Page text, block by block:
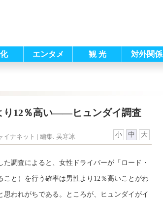
エンタメ 観 光 対外関係
り12％高い――ヒュンダイ調査
イナネット | 編集: 吴寒冰 小 中 大
調査によると、女性ドライバーが「ロード・
と）を行う確率は男性より12％高いことがわ
われがちである。ところが、ヒュンダイがイ